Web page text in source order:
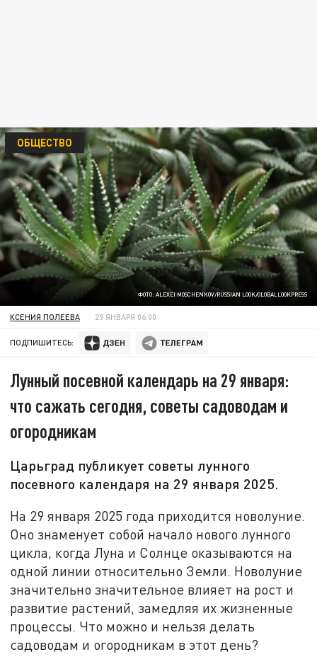
ФОТО: ALEXEI MOSCHENKOV/RUSSIAN LOOK/GLOBALLOOKPRESS
ОБЩЕСТВО
КСЕНИЯ ПОЛЕЕВА 29 ЯНВАРЯ 06:00
ПОДПИШИТЕСЬ:
Лунный посевной календарь на 29 января:
что сажать сегодня, советы садоводам и
огородникам
Царьград публикует советы лунного
посевного календаря на 29 января 2025.
На 29 января 2025 года приходится новолуние.
Оно знаменует собой начало нового лунного
цикла, когда Луна и Солнце оказываются на
одной линии относительно Земли. Новолуние
значительно значительное влияет на рост и
развитие растений, замедляя их жизненные
процессы. Что можно и нельзя делать
садоводам и огородникам в этот день?